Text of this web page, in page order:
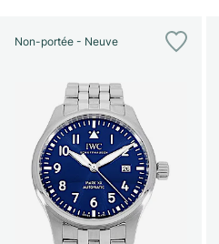
Non-portée - Neuve